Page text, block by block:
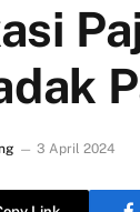
3 April 2024